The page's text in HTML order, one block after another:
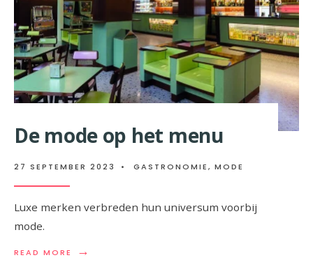
De mode op het menu
27 SEPTEMBER 2023 • GASTRONOMIE, MODE
Luxe merken verbreden hun universum voorbij
mode.
READ MORE →
READ